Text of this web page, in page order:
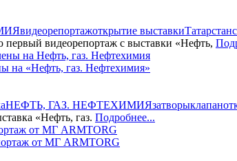
видеорепортажоткрытие выставки
видеорепортаж с выставки «Нефть,
на «Нефть, газ. Нефтехимия»
НЕФТЬ, ГАЗ. НЕФТЕХИМИЯзатворыклапан
«Нефть, газ. Подробнее...
от МГ ARMTORG